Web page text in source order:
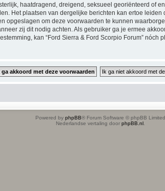
haatdragend, dreigend, seksueel georiënteerd of
Het plaatsen van dergelijke berichten kan ertoe
om deze voorwaarden te kunnen
zij dit nodig achten. Als gebruiker ga je ermee
kan “Ford Sierra & Ford Scorpio Forum”
Powered by phpBB® Forum Software © phpBB Limited
Nederlandse vertaling door phpBB.nl